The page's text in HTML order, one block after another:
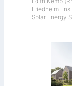
Friedhelm
Solar Energy